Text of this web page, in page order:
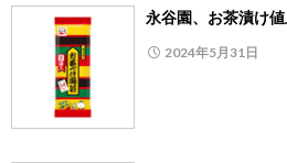
永谷園、お茶漬け
2024年5月31日